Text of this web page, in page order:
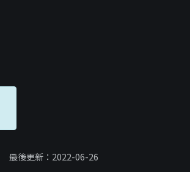
最後更新：2022-06-26